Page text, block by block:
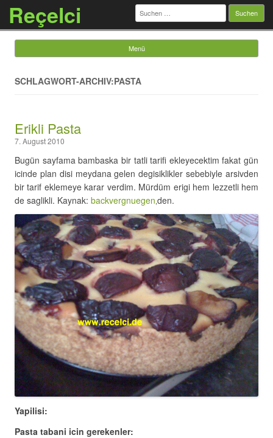
Reçelci Suchen
nach:
Menü
SCHLAGWORT-ARCHIV:PASTA
Erikli Pasta
7. August 2010
Bugün sayfama bambaska bir tatli tarifi ekleyecektim fakat gün
icinde plan disi meydana gelen degisiklikler sebebiyle arsivden
bir tarif eklemeye karar verdim. Mürdüm erigi hem lezzetli hem
de saglikli. Kaynak: backvergnuegen‚den.
Yapilisi:
Pasta tabani icin gerekenler: